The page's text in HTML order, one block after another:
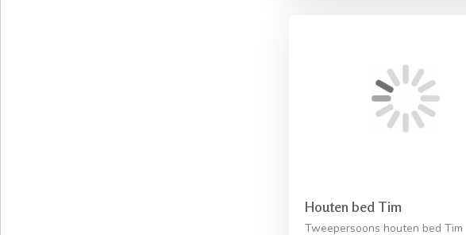
Houten bed Tim
Tweepersoons houten bed Tim